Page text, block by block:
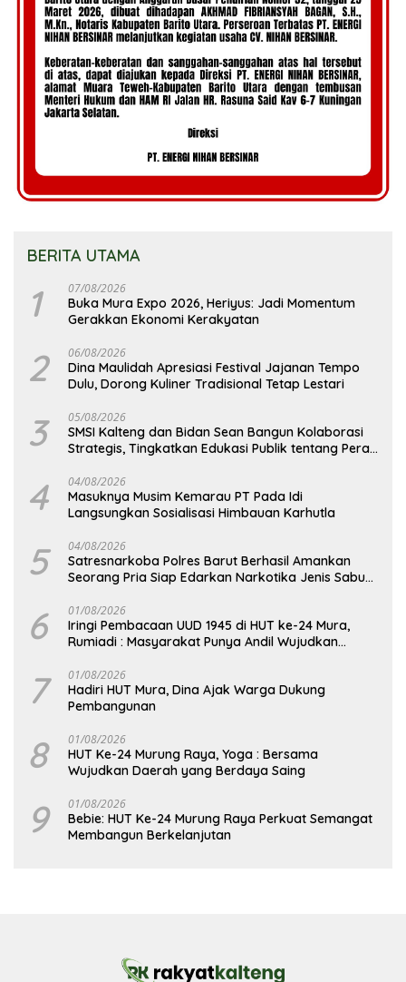
BERITA UTAMA
1 07/08/2026
Buka Mura Expo 2026, Heriyus: Jadi Momentum
Gerakkan Ekonomi Kerakyatan
2 06/08/2026
Dina Maulidah Apresiasi Festival Jajanan Tempo
Dulu, Dorong Kuliner Tradisional Tetap Lestari
3 05/08/2026
SMSI Kalteng dan Bidan Sean Bangun Kolaborasi
Strategis, Tingkatkan Edukasi Publik tentang Peran
4 04/08/2026
Masuknya Musim Kemarau PT Pada Idi
Langsungkan Sosialisasi Himbauan Karhutla
5 04/08/2026
Satresnarkoba Polres Barut Berhasil Amankan
Seorang Pria Siap Edarkan Narkotika Jenis Sabu
6 01/08/2026
Iringi Pembacaan UUD 1945 di HUT ke-24 Mura,
Rumiadi : Masyarakat Punya Andil Wujudkan
7 01/08/2026
Hadiri HUT Mura, Dina Ajak Warga Dukung
Pembangunan
8 01/08/2026
HUT Ke-24 Murung Raya, Yoga : Bersama
Wujudkan Daerah yang Berdaya Saing
9 01/08/2026
Bebie: HUT Ke-24 Murung Raya Perkuat Semangat
Membangun Berkelanjutan